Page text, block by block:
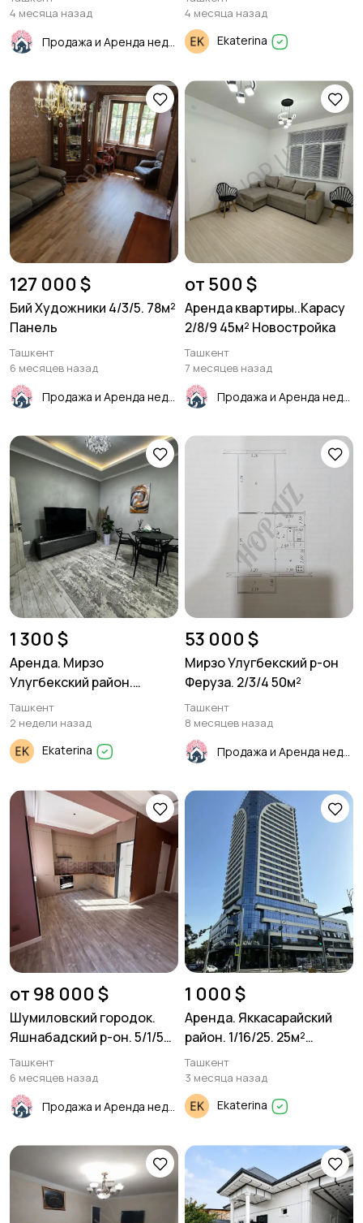
2 уровня.
4 месяца назад
4 месяца назад
Ekaterina
127 000 $
Бий Художники 4/3/5. 78м²
Панель
Ташкент
6 месяцев назад
от 500 $
Аренда квартиры..Карасу
2/8/9 45м² Новостройка
Ташкент
7 месяцев назад
1 300 $
Аренда. Мирзо
Улугбекский район.
Дархан. 3/18/25. 93
Ташкент
2 недели назад
Ekaterina
53 000 $
Мирзо Улугбекский р-он
Феруза. 2/3/4 50м²
Ташкент
8 месяцев назад
от 98 000 $
Шумиловский городок.
Яшнабадский р-он. 5/1/5
96м².
Ташкент
6 месяцев назад
1 000 $
Аренда. Яккасарайский
район. 1/16/25. 25м²
укомплектована
Ташкент
3 месяца назад
Ekaterina